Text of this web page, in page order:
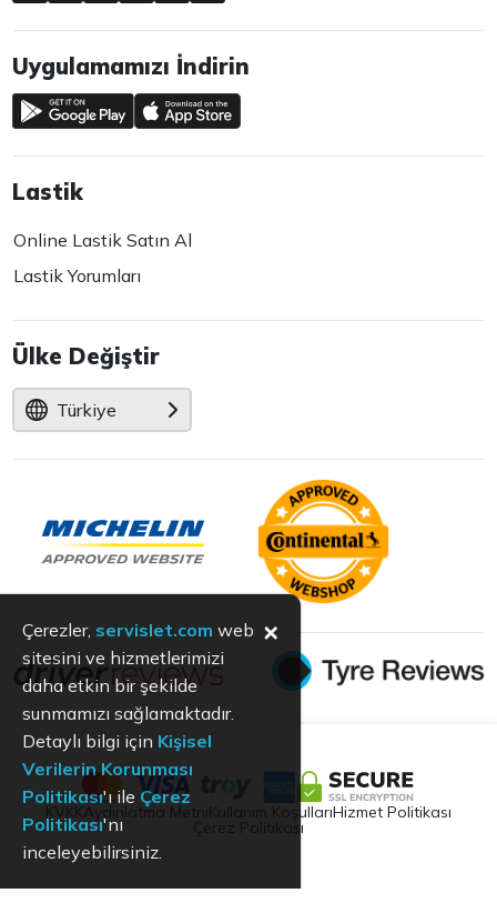
Uygulamamızı İndirin
Lastik
Online Lastik Satın Al
Lastik Yorumları
Ülke Değiştir
Türkiye
Aydınlatma Metni Kullanım KoşullarıHizmet Politikası
Çerez Politikası
Çerezler, servislet.com web
sitesini ve hizmetlerimizi
daha etkin bir şekilde
sunmamızı sağlamaktadır.
Detaylı bilgi için Kişisel
Verilerin Korunması
Politikası'ı ile Çerez
Politikası'nı
inceleyebilirsiniz.
×